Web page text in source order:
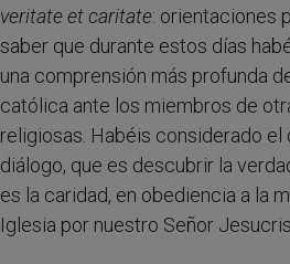
veritate et caritate: orientaciones
saber que durante estos días
una comprensión más profunda
católica ante los miembros de
religiosas. Habéis considerado el
diálogo, que es descubrir la
es la caridad, en obediencia a la
Iglesia por nuestro Señor